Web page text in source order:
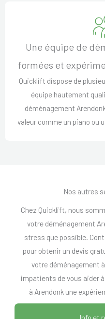
Une équipe de
formées et
Quicklift dispose de
équipe hautement
déménagement
valeur comme un piano ou
Nos autres
Chez Quicklift, nous
votre déménagement
stress que possible.
pour obtenir un devis
votre déménagement
impatients de vous aider
à Arendonk une